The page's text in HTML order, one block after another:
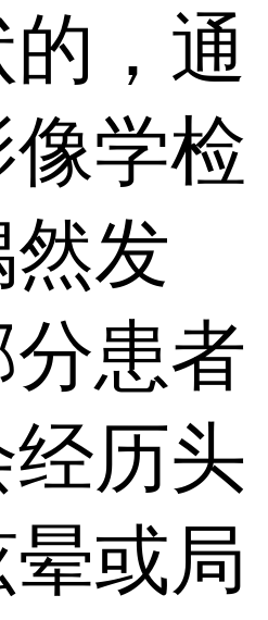
，通
学检
发
患者
历头
或局